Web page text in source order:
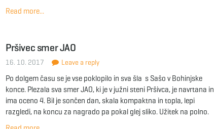
Read more...
Pršivec smer JAO
16. 10. 2017 Leave a reply
Po dolgem času se je vse poklopilo in sva šla s Sašo v Bohinjske
konce. Plezala sva smer JAO, ki je v južni steni Pršivca, je navrtana in
ima oceno 4. Bil je sončen dan, skala kompaktna in topla, lepi
razgledi, na koncu za nagrado pa pokal glej sliko. Užitek na polno.